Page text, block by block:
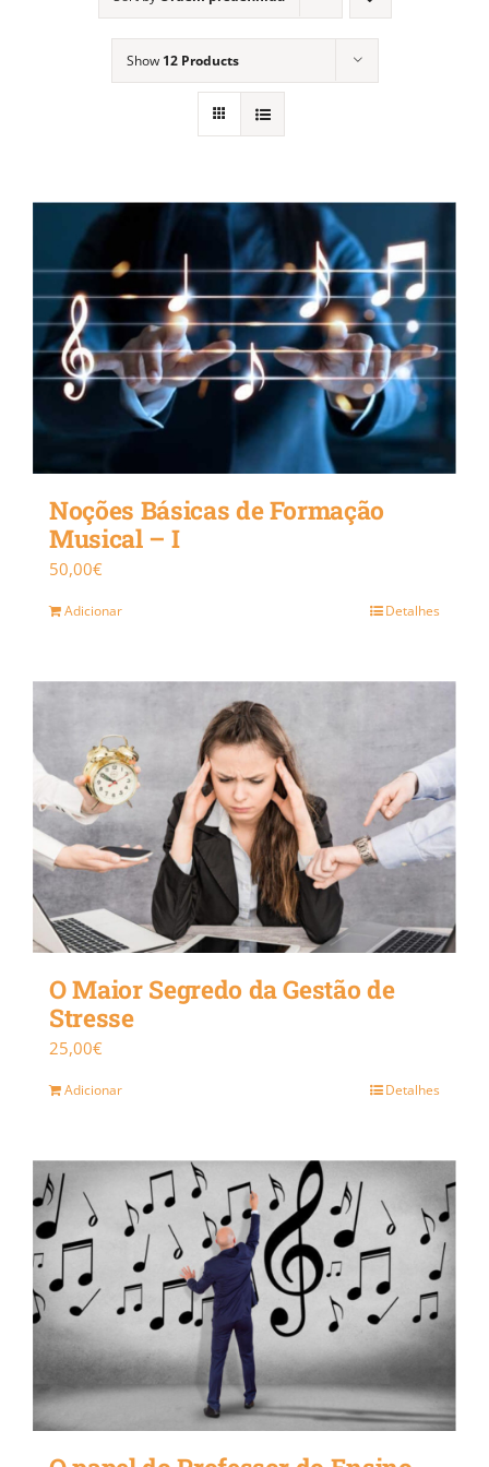
Show 12 Products
Noções Básicas de Formação
Musical – I
50,00€
Adicionar Detalhes
O Maior Segredo da Gestão de
Stresse
25,00€
Adicionar Detalhes